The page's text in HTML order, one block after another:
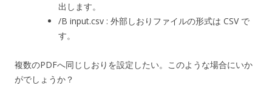
出します。
/B input.csv : 外部しおりファイルの形式は CSV で
す。
複数のPDFへ同じしおりを設定したい。このような場合にいか
がでしょうか？